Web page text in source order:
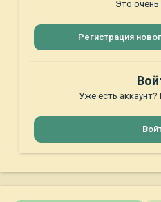
Это
Регистрация
Уже есть аккаунт?